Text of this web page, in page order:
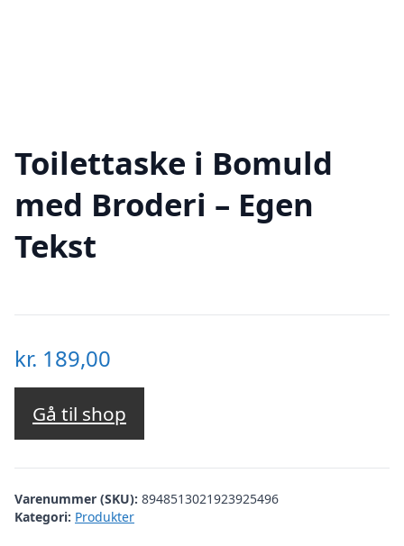
Toilettaske i Bomuld
med Broderi – Egen
Tekst
kr. 189,00
Gå til shop
Varenummer (SKU): 8948513021923925496
Kategori: Produkter